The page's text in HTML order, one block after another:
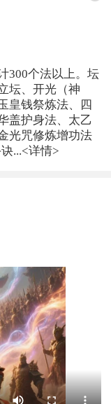
300个法以上。坛
坛、开光（神
皇钱祭炼法、四
盖护身法、太乙
光咒修炼增功法
...<详情>